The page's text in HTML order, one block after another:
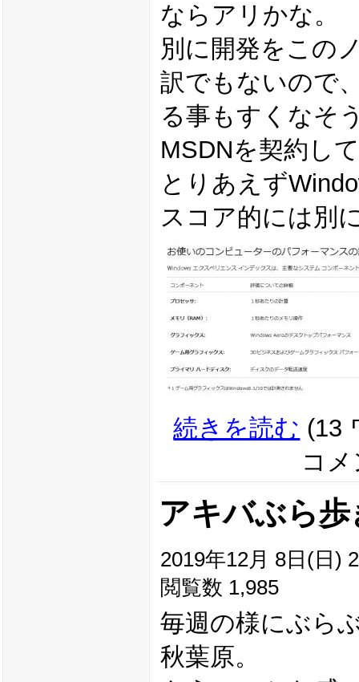
ならアリかな。
別に開発をこの
訳でもないので
る事もすくなそ
MSDNを契約し
とりあえず
スコア的には別
続きを読む (13
コ
アキバぶら
2019年12月 8日(日)
閲覧数 1,985
毎週の様にぶら
秋葉原。